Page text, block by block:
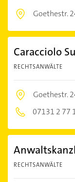
Goethestr.
Caracciolo
RECHTSANWÄLTE
Goethestr.
07131 2 77
RECHTSANWÄLTE